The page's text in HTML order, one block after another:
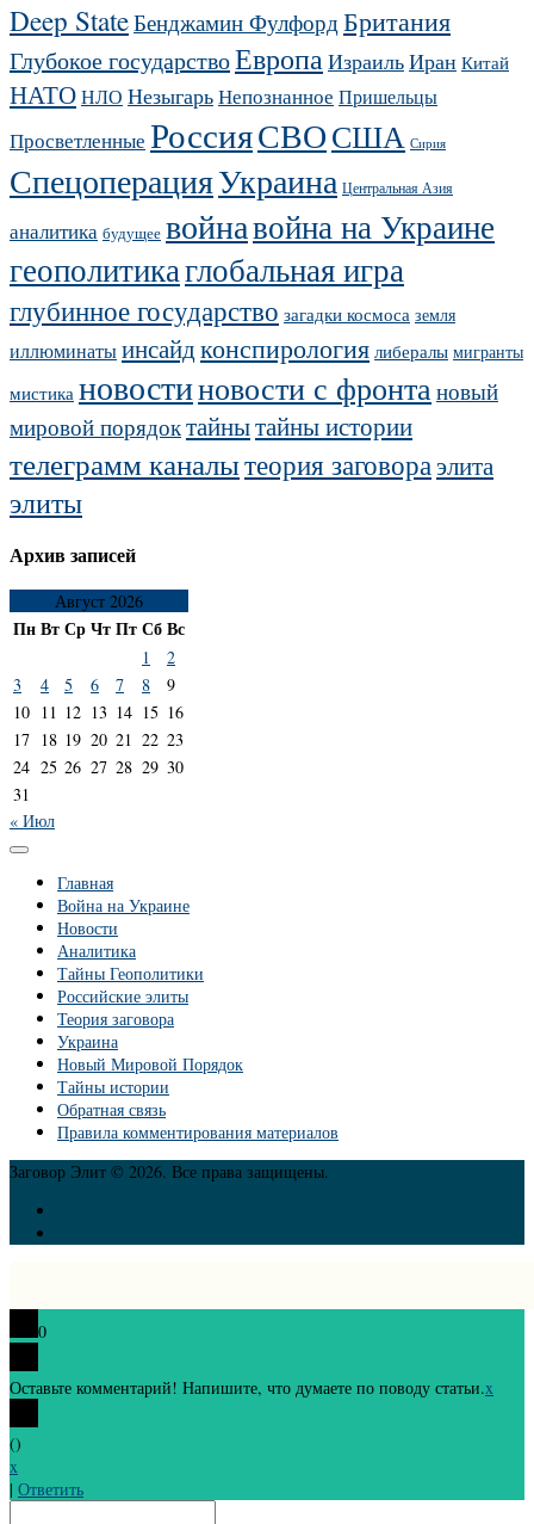
Deep StateБенджамин Фулфорд Британия
Глубокое государствоЕвропаИзраильИран Китай
НАТОНЛО НезыгарьНепознанное Пришельцы
Просветленные РоссияСВОСША Сирия
СпецоперацияУкраина Центральная Азия
аналитика будущее войнавойна на Украине
геополитикаглобальная игра
глубинное государство загадки космоса земля
иллюминатыинсайдконспирология либералы мигранты
мистика новостиновости с фронта новый
мировой порядоктайнытайны истории
телеграмм каналытеория заговора элита
элиты
Архив записей
Август 2026
ПнВтСрЧтПтСбВс
1
2
3
4 5 6 7 8
9
10 11 12 13 14 15 16
17 18 19 20 21 22 23
24 25 26 27 28 29 30
31
« Июл
Главная
Война на Украине
Новости
Аналитика
Тайны Геополитики
Российские элиты
Теория заговора
Украина
Новый Мировой Порядок
Тайны истории
Обратная связь
Правила комментирования материалов
Заговор Элит © 2026. Все права защищены.
0
Оставьте комментарий! Напишите, что думаете по поводу статьи.x
()
x
| Ответить